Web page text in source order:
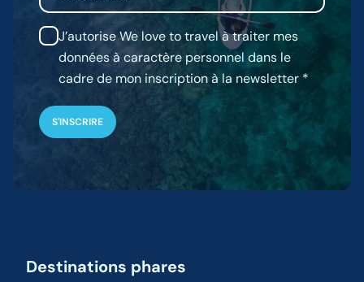
J’autorise We love to travel à traiter mes
données à caractère personnel dans le
cadre de mon inscription à la newsletter
Destinations phares